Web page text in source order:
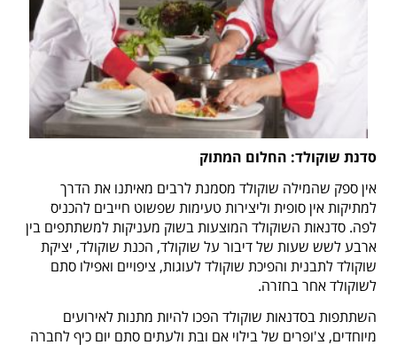
סדנת שוקולד: החלום המתוק
אין ספק שהמילה שוקולד מסמנת לרבים מאיתנו את הדרך
למתיקות אין סופית וליצירות טעימות שפשוט חייבים להכניס
לפה. סדנאות השוקולד המוצעות בשוק מעניקות למשתתפים בין
ארבע לשש שעות של דיבור על שוקולד, הכנת שוקולד, יציקת
שוקולד לתבנית והפיכת שוקולד לעוגות, ציפויים ואפילו סתם
לשוקולד אחר בחזרה.
השתתפות בסדנאות שוקולד הפכו להיות מתנות לאירועים
מיוחדים, צ'ופרים של בילוי אם ובת ולעתים סתם יום כיף לחברה